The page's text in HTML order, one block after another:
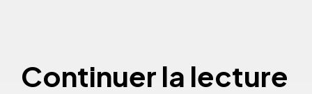
Continuer la lecture